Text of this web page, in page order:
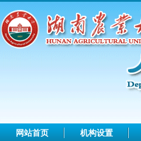
网站首页 机构设置